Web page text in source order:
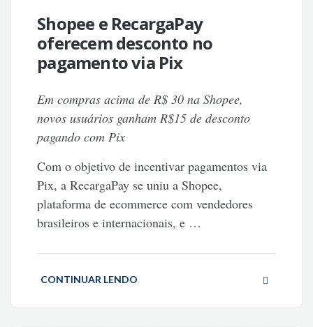
Shopee e RecargaPay
oferecem desconto no
pagamento via Pix
Em compras acima de R$ 30 na Shopee,
novos usuários ganham R$15 de desconto
pagando com Pix
Com o objetivo de incentivar pagamentos via
Pix, a RecargaPay se uniu a Shopee,
plataforma de ecommerce com vendedores
brasileiros e internacionais, e …
CONTINUAR LENDO